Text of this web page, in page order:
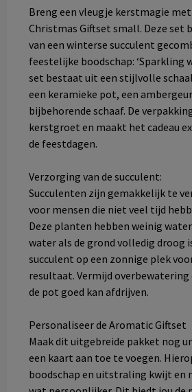
Breng een vleugje kerstmagie
Christmas Giftset small. Deze set
van een winterse succulent
feestelijke boodschap: ‘Sparkling
set bestaat uit een stijlvolle
een keramieke pot, een
bijbehorende schaaf. De
kerstgroet en maakt het cadeau
de feestdagen.
Verzorging van de succulent:
Succulenten zijn gemakkelijk te
voor mensen die niet veel tijd
Deze planten hebben weinig
water als de grond volledig droog
succulent op een zonnige plek
resultaat. Vermijd
de pot goed kan afdrijven.
Personaliseer de Aromatic Giftset
Maak dit uitgebreide pakket nog
een kaart aan toe te voegen.
boodschap en uitstraling kwijt en